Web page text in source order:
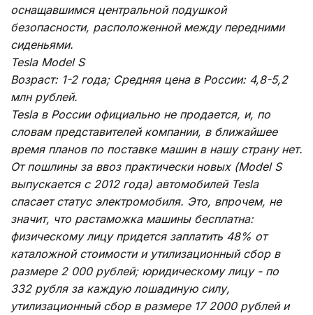
оснащавшимся центральной подушкой
безопасности, расположенной между передними
сиденьями.
Tesla Model S
Возраст: 1-2 года; Средняя цена в России: 4,8-5,2
млн рублей.
Tesla в России официально не продается, и, по
словам представителей компании, в ближайшее
время планов по поставке машин в нашу страну нет.
От пошлины за ввоз практически новых (Model S
выпускается с 2012 года) автомобилей Tesla
спасает статус электромобиля. Это, впрочем, не
значит, что растаможка машины бесплатна:
физическому лицу придется заплатить 48% от
каталожной стоимости и утилизационный сбор в
размере 2 000 рублей; юридическому лицу - по
332 рубля за каждую лошадиную силу,
утилизационный сбор в размере 17 2000 рублей и